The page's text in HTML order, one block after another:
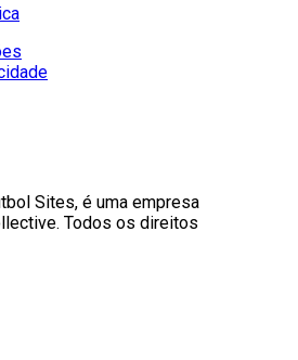
Sites, é uma empresa
Todos os direitos